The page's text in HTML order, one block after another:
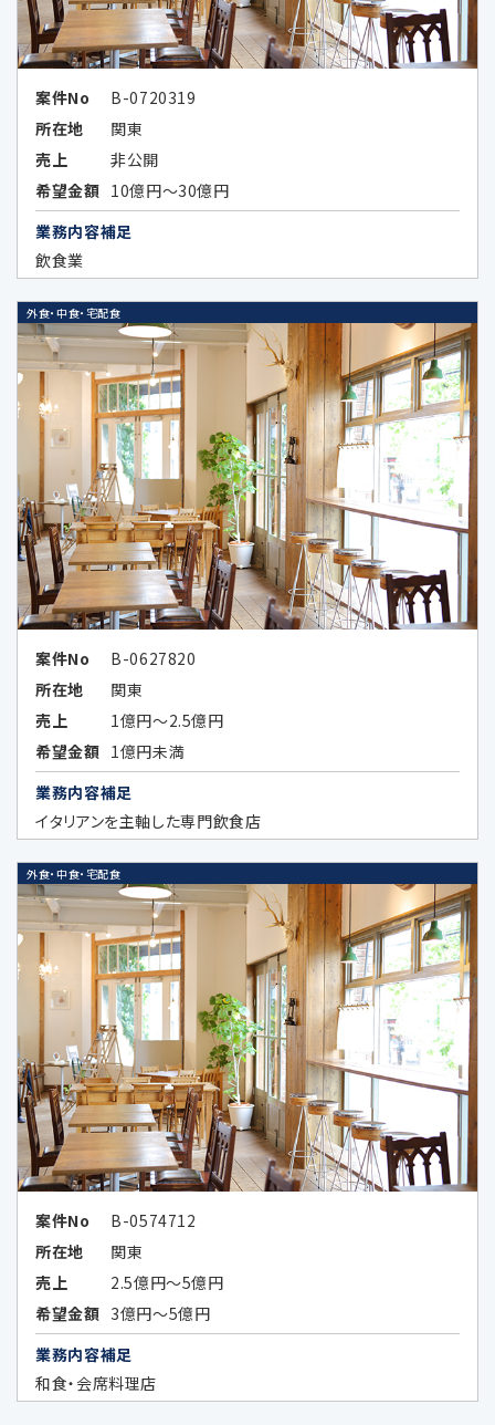
その他法令の規定により個人情報の第三
者提供が認められている場合
5.外国にある第三者への提供
当社は、外国に所在する以下の企業が提供す
る広告サービスを利用した広告活動を行って
おり、当該広告サービスにおける広告効果を
分析する目的で、当該企業に対し、お客様の個
人データの全部又は一部を特定の個人を識別
できない形式に加工した上、当該加工したデ
ータを提供することがあります。当該企業の外
国における個人情報の保護に関する制度、当
該企業が講ずる個人情報の保護のための措置
その他お客様にとって参考となるべき情報は、
以下のとおりです。
Google LLC（所在国：アメリカ合衆国 カ
リフォルニア州）
アメリカ合衆国（連邦）における個人情
報保護に関する制度
（https://www.ppc.go.jp/files/pdf/
USA_report.pdf）
アメリカ合衆国（カリフォルニア州）に
おける個人情報の保護に関する制度
（https://www.ppc.go.jp/files/pdf/
california_report.pdf）
Google LLCは、OECDプライバシーガ
イドライン8原則に対応する措置を全
て講じています。
6-1.個人情報の共同利用①
共同利用する者の範囲
・当社の子会社、関係会社並びに当社及
びこれらの者と共同でサービス提供又
はセミナー等の企画を実施する第三者
（秘密保持義務を負わせた場合に限る）
① 子会社・関係会社
株式会社レコフ
（https://www.recof.co.jp/）
株式会社レコフデータ
（https://www.marr.jp/company.ht
ml）
案件No
B-0720319
所在地
関東
売上
非公開
希望金額 10億円～30億円
業務内容補足
飲食業
外食・中食・宅配食
案件No
B-0627820
所在地
関東
売上
1億円～2.5億円
希望金額 1億円未満
業務内容補足
イタリアンを主軸した専門飲食店
外食・中食・宅配食
案件No
B-0574712
所在地
関東
売上
2.5億円～5億円
希望金額 3億円～5億円
業務内容補足
和食・会席料理店